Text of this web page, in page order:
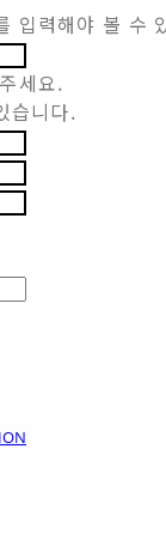
입력해야 볼 수
세요.
습니다.